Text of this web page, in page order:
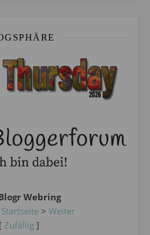
Webring
Startseite> Weiter
[ Zufällig]